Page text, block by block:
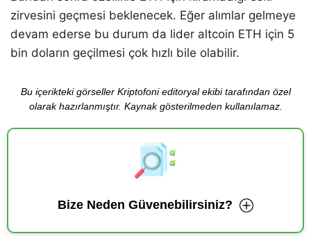
zirvesini geçmesi beklenecek. Eğer alımlar gelmeye
devam ederse bu durum da lider altcoin ETH için 5
bin doların geçilmesi çok hızlı bile olabilir.
Bu içerikteki görseller Kriptofoni editoryal ekibi tarafından özel
olarak hazırlanmıştır. Kaynak gösterilmeden kullanılamaz.
Bize Neden Güvenebilirsiniz?